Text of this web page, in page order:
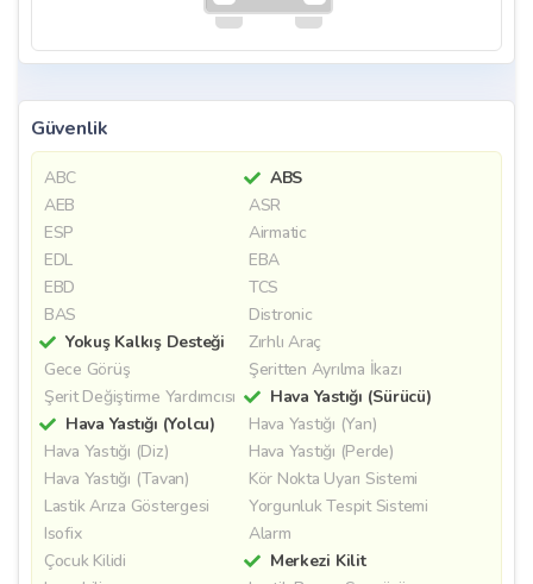
Güvenlik
ABC
ABS
AEB
ASR
ESP
Airmatic
EDL
EBA
EBD
TCS
BAS
Distronic
Yokuş Kalkış Desteği
Zırhlı Araç
Gece Görüş
Şeritten Ayrılma İkazı
Şerit Değiştirme Yardımcısı
Hava Yastığı (Sürücü)
Hava Yastığı (Yolcu)
Hava Yastığı (Yan)
Hava Yastığı (Diz)
Hava Yastığı (Perde)
Hava Yastığı (Tavan)
Kör Nokta Uyarı Sistemi
Lastik Arıza Göstergesi
Yorgunluk Tespit Sistemi
Isofix
Alarm
Çocuk Kilidi
Merkezi Kilit